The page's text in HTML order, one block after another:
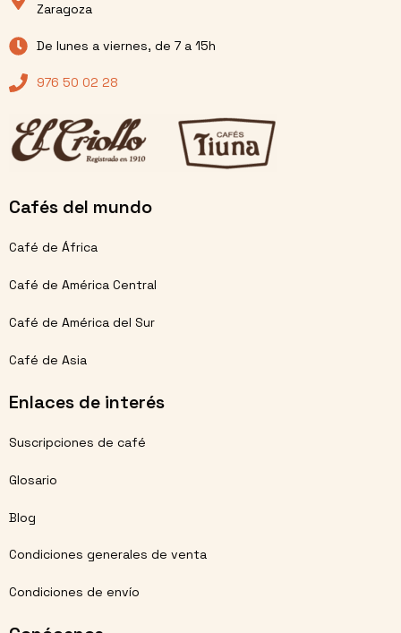
Zaragoza
De lunes a viernes, de 7 a 15h
976 50 02 28
Cafés del mundo
Café de África
Café de América Central
Café de América del Sur
Café de Asia
Enlaces de interés
Suscripciones de café
Glosario
Blog
Condiciones generales de venta
Condiciones de envío